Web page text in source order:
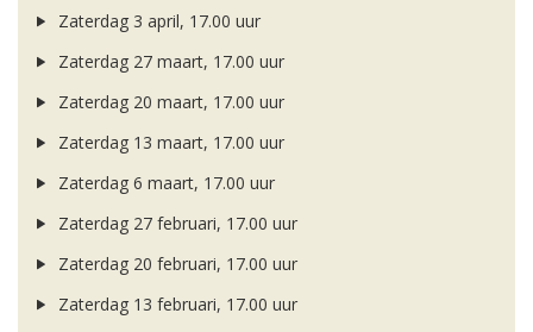
Zaterdag 3 april, 17.00 uur
Zaterdag 27 maart, 17.00 uur
Zaterdag 20 maart, 17.00 uur
Zaterdag 13 maart, 17.00 uur
Zaterdag 6 maart, 17.00 uur
Zaterdag 27 februari, 17.00 uur
Zaterdag 20 februari, 17.00 uur
Zaterdag 13 februari, 17.00 uur